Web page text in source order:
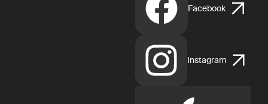
Facebook
Instagram